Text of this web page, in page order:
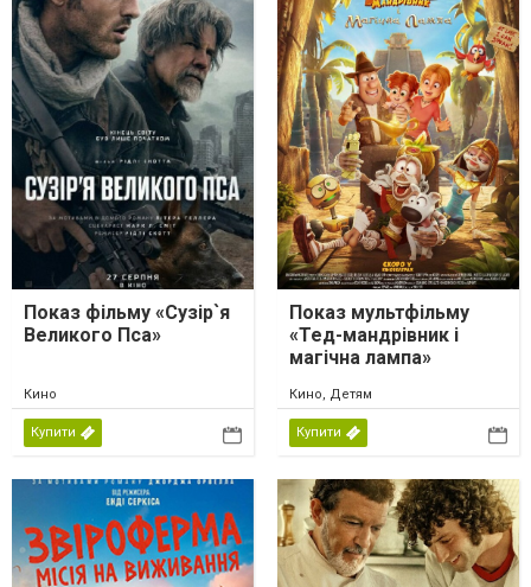
Показ фільму «Сузір`я
Великого Пса»
Кино
Купити
Показ мультфільму
«Тед-мандрівник і
магічна лампа»
Кино, Детям
Купити